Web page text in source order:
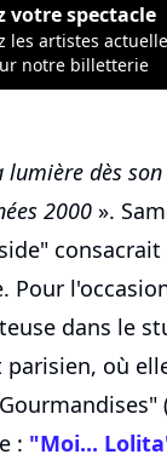
votre spectacle
les artistes
notre billetterie
lumière dès
2000 ».
Pour
dans le
parisien, où
: "Moi...